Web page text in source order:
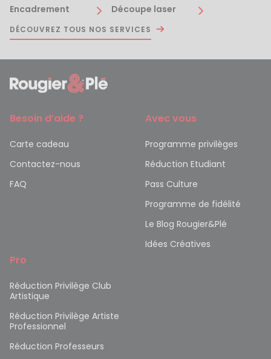
Encadrement Découpe laser
DÉCOUVREZ TOUS NOS SERVICES
Besoin d’aide ?
Carte cadeau
Contactez-nous
FAQ
Avec vous
Programme privilèges
Réduction Etudiant
Pass Culture
Programme de fidélité
Le Blog Rougier&Plé
Idées Créatives
Pro
Réduction Privilège Club
Artistique
Réduction Privilège Artiste
Professionnel
Réduction Professeurs